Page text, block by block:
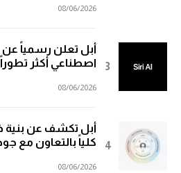
08/06/2026
اصطناعي أكثر
08/06/2026
أبل تكشف عن بنية
كلياً بالتعاون مع
08/06/2026